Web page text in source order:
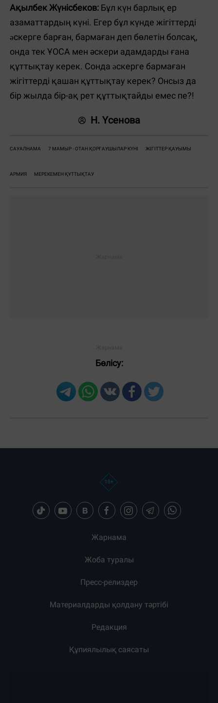
Ақылбек Жүнісбеков: Бұл күн барлық ер
азаматтардың күні. Егер бұл күнде жігіттерді
əскерге барған, бармаған деп бөлетін болсақ,
онда тек ҰОСА мен әскери адамдарды ғана
құттықтау керек. Сонда əскерге бармаған
жігіттерді қашан құттықтау керек? Онсыз да
бір жылда бір-ақ рет құттықтайды емес пе?!
Н. Үсенова
САУАЛНАМА 7 МАМЫР - ОТАН ҚОРҒАУШЫЛАР КҮНІ ЖІГІТТЕР ҚАУЫМЫ
АРМИЯ МЕРЕКЕМЕН ҚҰТТЫҚТАУ
Бөлісу: